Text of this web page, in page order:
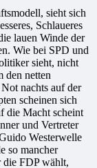
sieht sich
Schlaueres
lauen Winde der
Wie bei SPD und
sieht, nicht
den netten
nachts auf der
scheinen sich
die Macht scheint
und Vertreter
Westerwelle
so mancher
die FDP wählt,